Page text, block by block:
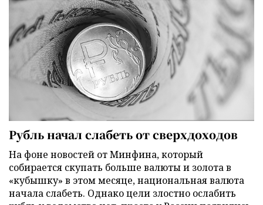
Рубль начал слабеть от сверхдоходов
На фоне новостей от Минфина, который
собирается скупать больше валюты и золота в
«кубышку» в этом месяце, национальная валюта
начала слабеть. Однако цели злостно ослабить